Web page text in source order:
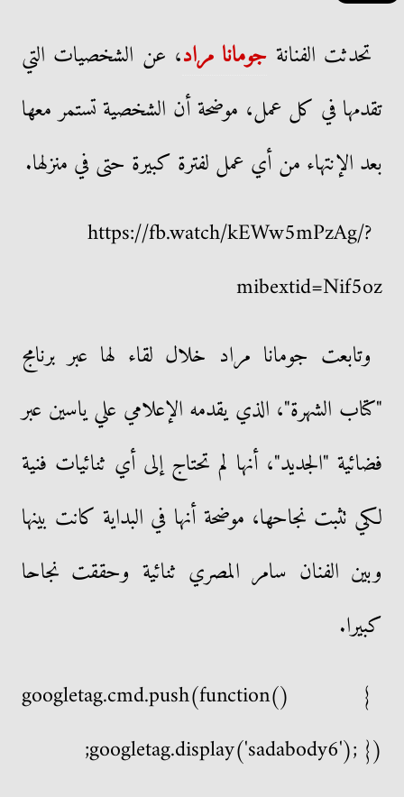
تحدثت الفنانة جومانا مراد، عن الشخصيات التي
تقدمها في كل عمل، موضحة أن الشخصية تستمر معها
بعد الإنتهاء من أي عمل لفترة كبيرة حتى في منزلها.
https://fb.watch/kEWw5mPzAg/?
mibextid=Nif5oz
وتابعت جومانا مراد خلال لقاء لها عبر برنامج
"كتاب الشهرة"، الذي يقدمه الإعلامي علي ياسين عبر
فضائية "الجديد"، أنها لم تحتاج إلى أي ثنائيات فنية
لكي تثبت نجاحها، موضحة أنها في البداية كانت بينها
وبين الفنان سامر المصري ثنائية وحققت نجاحا
كبيرا.
googletag.cmd.push(function() {
googletag.display('sadabody6'); });